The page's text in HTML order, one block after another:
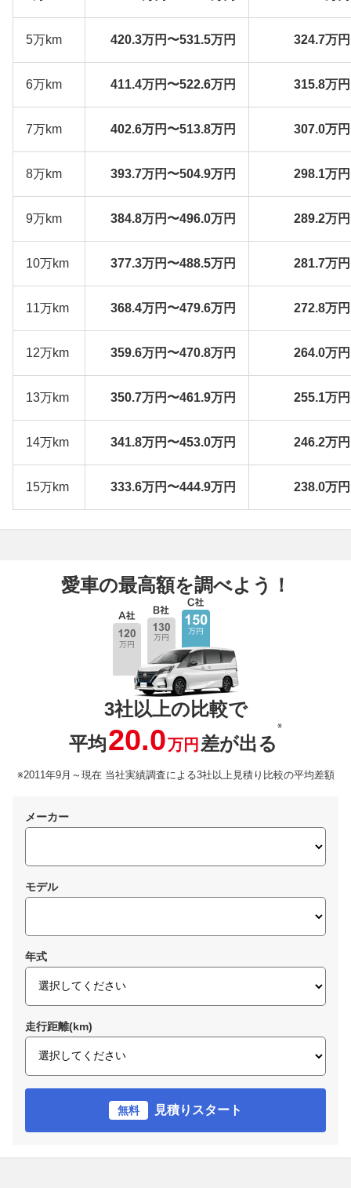
5万km 420.3万円〜531.5万円 324.7万
6万km 411.4万円〜522.6万円 315.8万
7万km 402.6万円〜513.8万円 307.0万
8万km 393.7万円〜504.9万円 298.1万
9万km 384.8万円〜496.0万円 289.2万
10万km 377.3万円〜488.5万円 281.7万
11万km 368.4万円〜479.6万円 272.8万
12万km 359.6万円〜470.8万円 264.0万
13万km 350.7万円〜461.9万円 255.1万
14万km 341.8万円〜453.0万円 246.2万
15万km 333.6万円〜444.9万円 238.0万
愛車の最高額を調べよう！
3社以上の比較で
平均20.0万円 差が出る
※
※2011年9月～現在 当社実績調査による3社以上見積り比較の平均差額
メーカー
モデル
年式
走行距離(km)
無料 見積りスタート